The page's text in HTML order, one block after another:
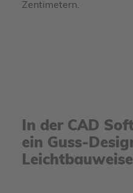
Zentimetern.
In der CAD
ein Guss-
Leichtbauweise